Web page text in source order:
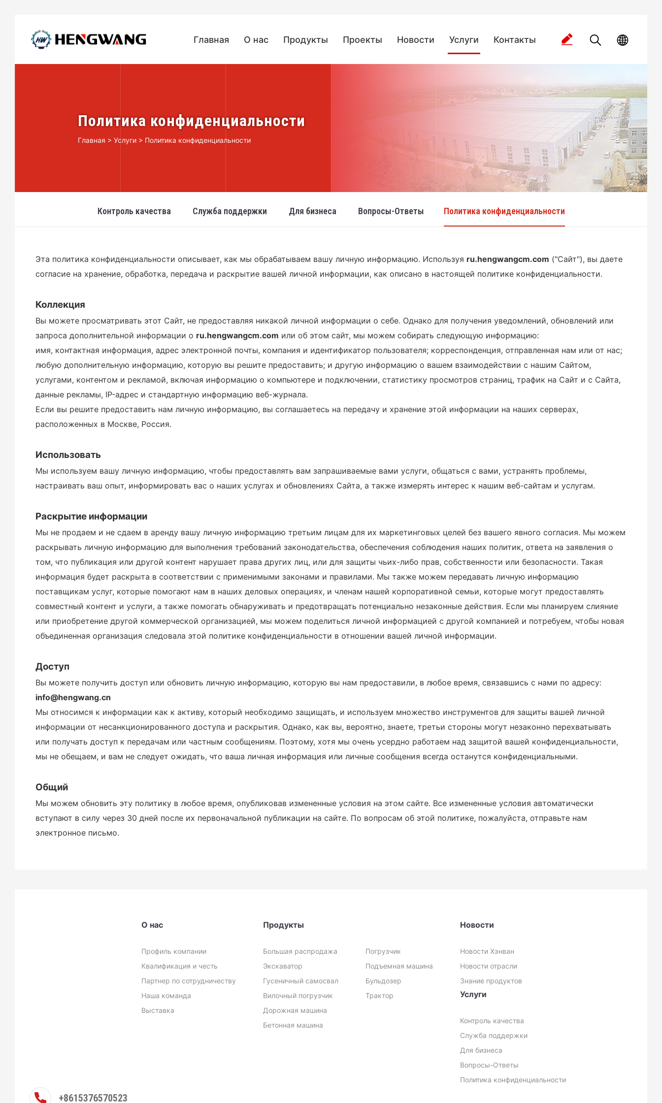
Главная О нас Продукты Проекты Новости Услуги Контакты
Политика конфиденциальности
Главная >Услуги > Политика конфиденциальности
Контроль качества Служба поддержки Для бизнеса Вопросы-Ответы Политика конфиденциальности
Эта политика конфиденциальности описывает, как мы обрабатываем вашу личную информацию. Используя ru.hengwangcm.com ("Сайт"), вы даете
согласие на хранение, обработка, передача и раскрытие вашей личной информации, как описано в настоящей политике конфиденциальности.
Коллекция
Вы можете просматривать этот Сайт, не предоставляя никакой личной информации о себе. Однако для получения уведомлений, обновлений или
запроса дополнительной информации о ru.hengwangcm.com или об этом сайт, мы можем собирать следующую информацию:
имя, контактная информация, адрес электронной почты, компания и идентификатор пользователя; корреспонденция, отправленная нам или от нас;
любую дополнительную информацию, которую вы решите предоставить; и другую информацию о вашем взаимодействии с нашим Сайтом,
услугами, контентом и рекламой, включая информацию о компьютере и подключении, статистику просмотров страниц, трафик на Сайт и с Сайта,
данные рекламы, IP-адрес и стандартную информацию веб-журнала.
Если вы решите предоставить нам личную информацию, вы соглашаетесь на передачу и хранение этой информации на наших серверах,
расположенных в Москве, Россия.
Использовать
Мы используем вашу личную информацию, чтобы предоставлять вам запрашиваемые вами услуги, общаться с вами, устранять проблемы,
настраивать ваш опыт, информировать вас о наших услугах и обновлениях Сайта, а также измерять интерес к нашим веб-сайтам и услугам.
Раскрытие информации
Мы не продаем и не сдаем в аренду вашу личную информацию третьим лицам для их маркетинговых целей без вашего явного согласия. Мы можем
раскрывать личную информацию для выполнения требований законодательства, обеспечения соблюдения наших политик, ответа на заявления о
том, что публикация или другой контент нарушает права других лиц, или для защиты чьих-либо прав, собственности или безопасности. Такая
информация будет раскрыта в соответствии с применимыми законами и правилами. Мы также можем передавать личную информацию
поставщикам услуг, которые помогают нам в наших деловых операциях, и членам нашей корпоративной семьи, которые могут предоставлять
совместный контент и услуги, а также помогать обнаруживать и предотвращать потенциально незаконные действия. Если мы планируем слияние
или приобретение другой коммерческой организацией, мы можем поделиться личной информацией с другой компанией и потребуем, чтобы новая
объединенная организация следовала этой политике конфиденциальности в отношении вашей личной информации.
Доступ
Вы можете получить доступ или обновить личную информацию, которую вы нам предоставили, в любое время, связавшись с нами по адресу:
info@hengwang.cn
Мы относимся к информации как к активу, который необходимо защищать, и используем множество инструментов для защиты вашей личной
информации от несанкционированного доступа и раскрытия. Однако, как вы, вероятно, знаете, третьи стороны могут незаконно перехватывать
или получать доступ к передачам или частным сообщениям. Поэтому, хотя мы очень усердно работаем над защитой вашей конфиденциальности,
мы не обещаем, и вам не следует ожидать, что ваша личная информация или личные сообщения всегда останутся конфиденциальными.
Общий
Мы можем обновить эту политику в любое время, опубликовав измененные условия на этом сайте. Все измененные условия автоматически
вступают в силу через 30 дней после их первоначальной публикации на сайте. По вопросам об этой политике, пожалуйста, отправьте нам
электронное письмо.
О нас
Профиль компании
Квалификация и честь
Партнер по сотрудничеству
Наша команда
Выставка
Продукты
Большая распродажа
Экскаватор
Гусеничный самосвал
Вилочный погрузчик
Дорожная машина
Бетонная машина
Погрузчик
Подъемная машина
Бульдозер
Трактор
Новости
Новости Хэнван
Новости отрасли
Знание продуктов
Услуги
Контроль качества
Служба поддержки
Для бизнеса
Вопросы-Ответы
Политика конфиденциальности
+8615376570523